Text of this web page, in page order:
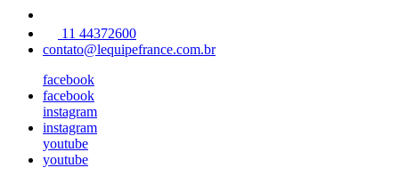
11 44372600
contato@lequipefrance.com.br
facebook
facebook
instagram
instagram
youtube
youtube